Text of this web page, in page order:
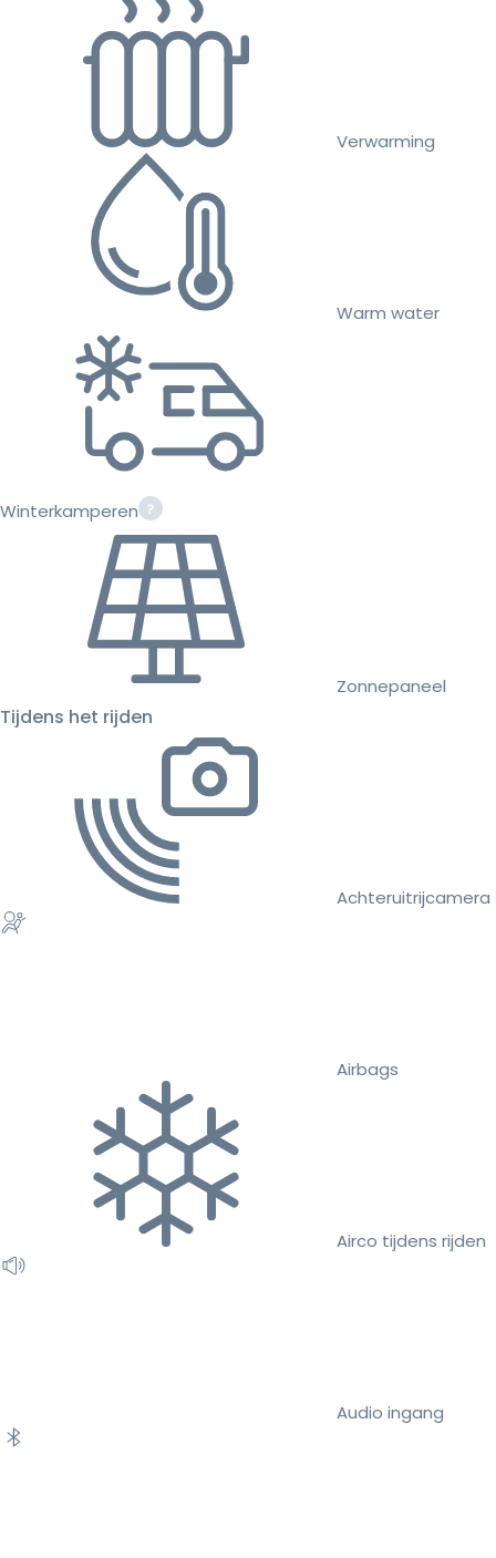
Verwarming
Warm water
Winterkamperen
Zonnepaneel
Tijdens het rijden
Achteruitrijcamera
Airbags
Airco tijdens rijden
Audio ingang